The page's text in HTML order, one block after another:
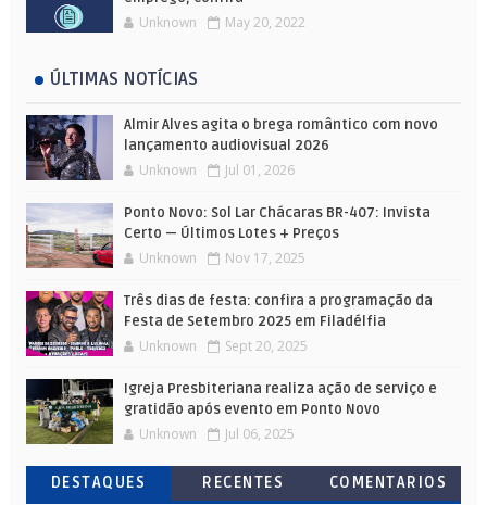
Unknown May 20, 2022
ÚLTIMAS NOTÍCIAS
Almir Alves agita o brega romântico com novo
lançamento audiovisual 2026
Unknown Jul 01, 2026
Ponto Novo: Sol Lar Chácaras BR-407: Invista
Certo — Últimos Lotes + Preços
Unknown Nov 17, 2025
Três dias de festa: confira a programação da
Festa de Setembro 2025 em Filadélfia
Unknown Sept 20, 2025
Igreja Presbiteriana realiza ação de serviço e
gratidão após evento em Ponto Novo
Unknown Jul 06, 2025
DESTAQUES RECENTES COMENTARIOS